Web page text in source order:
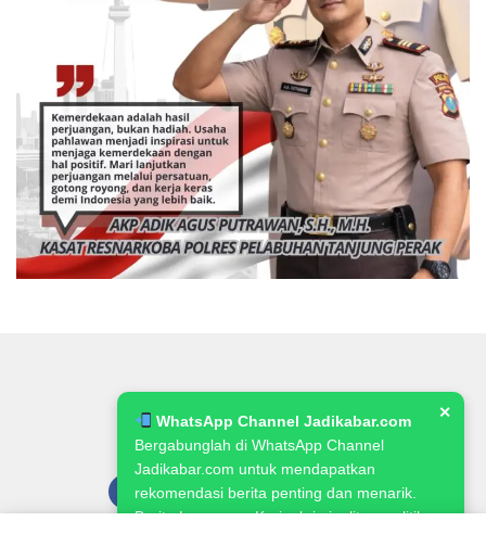
WhatsApp Channel Jadikabar.com
Bergabunglah di WhatsApp Channel
Jadikabar.com untuk mendapatkan
rekomendasi berita penting dan menarik.
Berita Lowongan Kerja, kriminalitas, politik,
✕